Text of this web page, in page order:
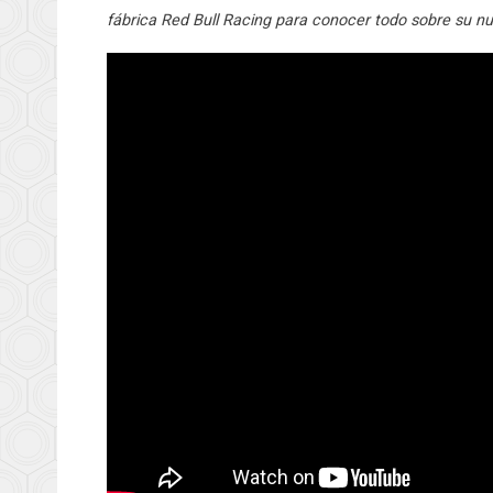
fábrica Red Bull Racing para conocer todo sobre su